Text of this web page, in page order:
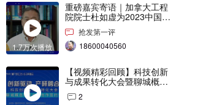
1.7万次播放
重磅嘉宾寄语｜加拿大工程
院院士杜如虚为2023中国创
交会打Call！
抢发第一评
18600040560
【视频精彩回顾】科技创新
与成果转化大会暨聊城概念
验证中心合作签约仪式
2